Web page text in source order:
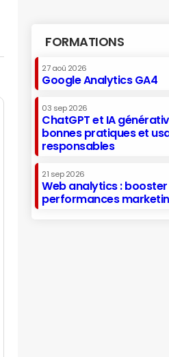
FORMATIONS
27 aoû 2026
Google Analytics GA4
03 sep 2026
ChatGPT et IA
bonnes pratiques et
responsables
21 sep 2026
Web analytics : booster
performances